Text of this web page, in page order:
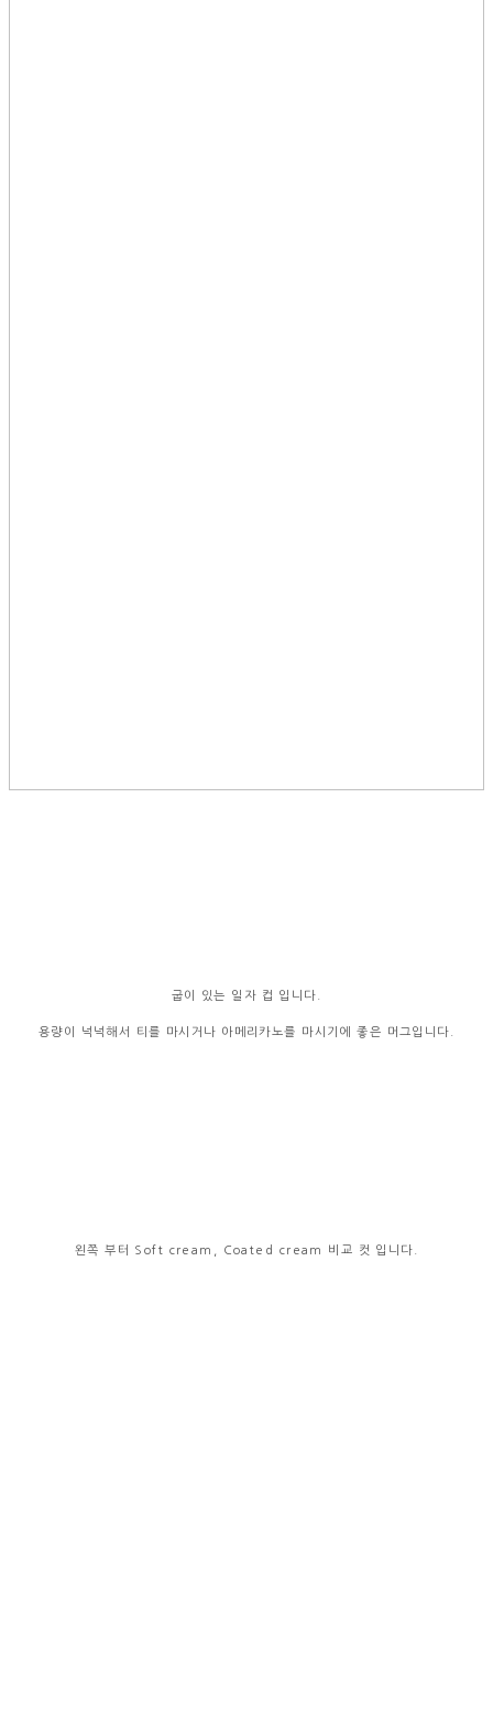
굽이 있는 일자 컵 입니다.
용량이 넉넉해서 티를 마시거나 아메리카노를 마시기에 좋은 머그입니다.
왼쪽 부터 Soft cream, Coated cream 비교 컷 입니다.